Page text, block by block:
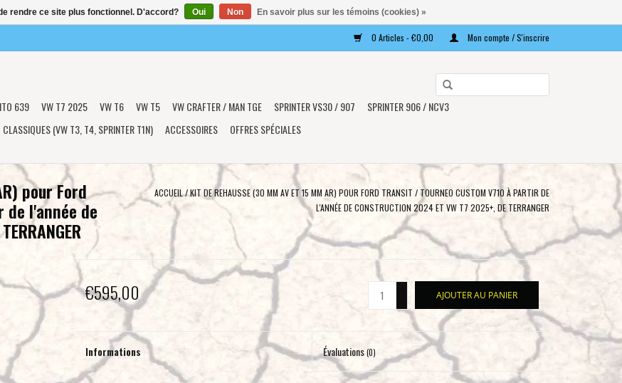
0 Articles - €0,00 Mon compte / S'inscrire
pour
sélectionner
résultat
Entrée
pour
639 VW T7 2025 VW T6 VW T5 VW CRAFTER / MAN TGE SPRINTER VS30 / 907
SPRINTER 906 / NCV3
CLASSIQUES (VW T3, T4, SPRINTER T1N) ACCESSOIRES OFFRES SPÉCIALES
pour Ford
l'année de
ACCUEIL/KIT DE REHAUSSE (30 MM AV ET 15 MM AR) POUR FORD TRANSIT / TOURNEO CUSTOM V710 À PARTIR DE
L'ANNÉE DE CONSTRUCTION 2024 ET VW T7 2025+, DE TERRANGER
€595,00 AJOUTER AU PANIER
Informations Évaluations(0)
rendre ce site plus fonctionnel. D'accord? Oui Non En savoir plus sur les témoins (cookies) »